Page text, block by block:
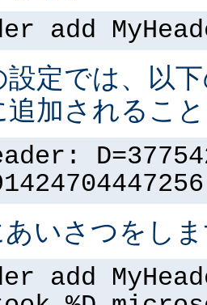
add
設定では、以
追加されるこ
いさつをし
add